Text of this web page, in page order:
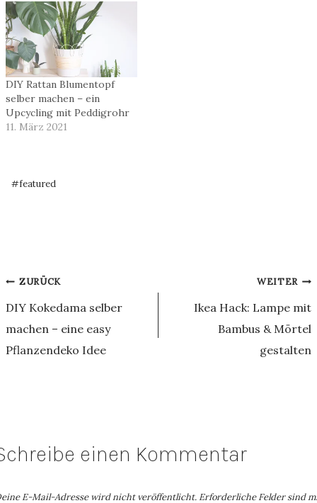
DIY Rattan Blumentopf
selber machen – ein
Upcycling mit Peddigrohr
11. März 2021
Schlagworte:
#featured
Beitragsnavigation
ZURÜCK
DIY Kokedama selber
machen – eine easy
Pflanzendeko Idee
WEITER
Ikea Hack: Lampe mit
Bambus & Mörtel
gestalten
einen Kommentar
E-Mail-Adresse wird nicht veröffentlicht. Erforderliche Felder sind